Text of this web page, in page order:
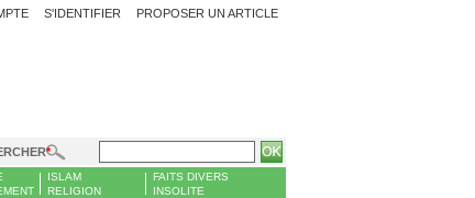
PROPOSER UN ARTICLE
S'IDENTIFIER
ISLAM
RELIGION
FAITS DIVERS
INSOLITE